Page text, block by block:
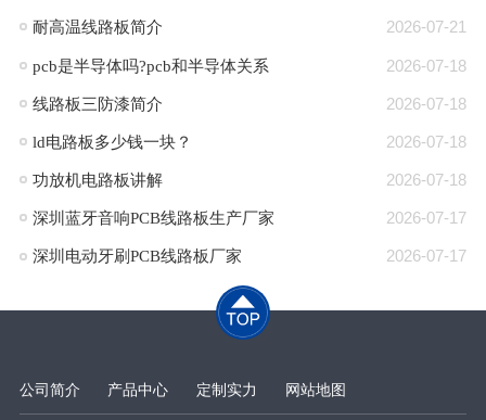
2026-07-21
耐高温线路板简介
2026-07-18
pcb是半导体吗?pcb和半导体关系
2026-07-18
线路板三防漆简介
2026-07-18
ld电路板多少钱一块？
2026-07-18
功放机电路板讲解
2026-07-17
深圳蓝牙音响PCB线路板生产厂家
2026-07-17
深圳电动牙刷PCB线路板厂家
公司简介 产品中心 定制实力 网站地图